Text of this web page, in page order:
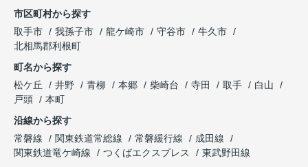
市区町村から探す
取手市
我孫子市 龍ケ崎市 守谷市
牛久市
北相馬郡利根町
町名から探す
松ケ丘
井野 青柳 本郷 柴崎台 寺田 取手
白山
戸頭
本町
沿線から探す
常磐線
関東鉄道常総線 常磐緩行線
成田線
関東鉄道竜ケ崎線
つくばエクスプレス
東武野田線